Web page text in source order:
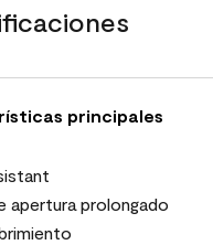
principales
apertura prolongado